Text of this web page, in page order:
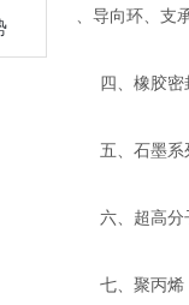
、导向环、支
四、橡胶密
五、石墨系
六、超高分
七、聚丙烯